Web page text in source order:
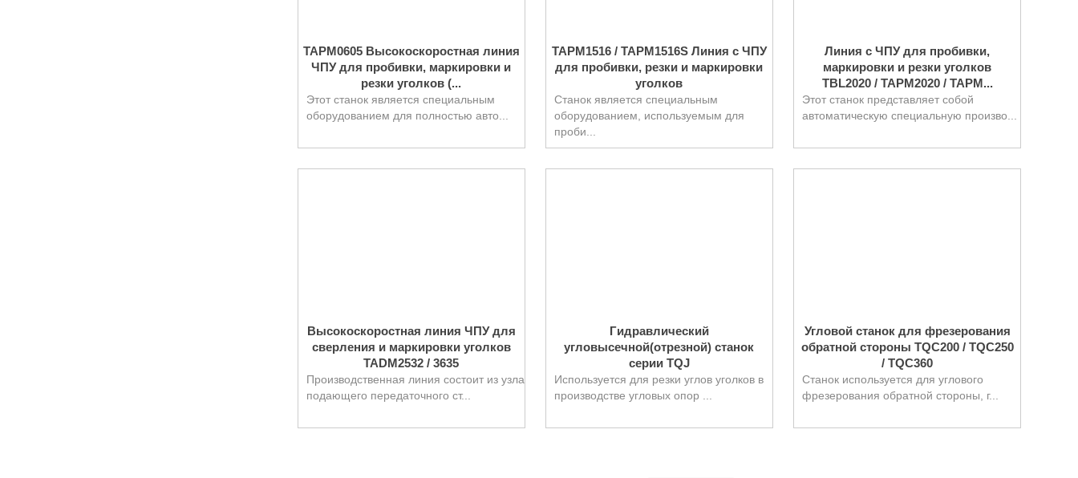
TAPM0605 Высокоскоростная линия
ЧПУ для пробивки, маркировки и
резки уголков (...
Этот станок является специальным
оборудованием для полностью авто...
TAPM1516 / TAPM1516S Линия с ЧПУ
для пробивки, резки и маркировки
уголков
Станок является специальным
оборудованием, используемым для
проби...
Линия с ЧПУ для пробивки,
маркировки и резки уголков
TBL2020 / TAPM2020 / TAPM...
Этот станок представляет собой
автоматическую специальную произво...
Высокоскоростная линия ЧПУ для
сверления и маркировки уголков
TADM2532 / 3635
Производственная линия состоит из узла
подающего передаточного ст...
Гидравлический
угловысечной(отрезной) станок
серии TQJ
Используется для резки углов уголков в
производстве угловых опор ...
Угловой станок для фрезерования
обратной стороны TQC200 / TQC250
/ TQC360
Станок используется для углового
фрезерования обратной стороны, г...